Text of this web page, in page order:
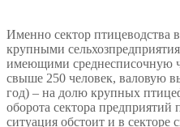
Именно сектор птицеводства
крупными
имеющими среднесписочную
свыше 250 человек, валовую
год) – на долю крупных
оборота сектора
ситуация обстоит и в секторе